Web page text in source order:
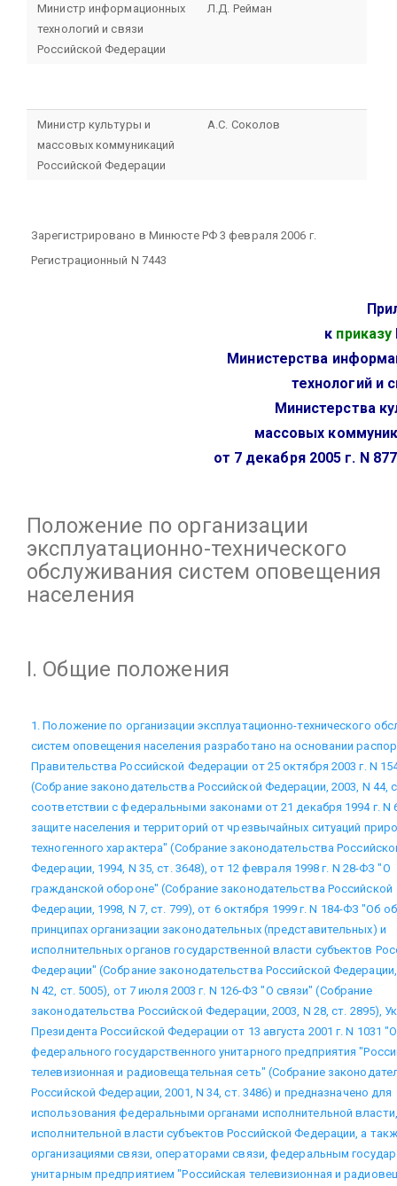
Министр информационных
технологий и связи
Российской Федерации
Л.Д. Рейман
Министр культуры и
массовых коммуникаций
Российской Федерации
А.С. Соколов
Зарегистрировано в Минюсте РФ 3 февраля 2006 г.
Регистрационный N 7443
к приказу
Министерства
технологий и
Министерства
массовых
от 7 декабря 2005 г. N
Положение по организации
эксплуатационно-технического
обслуживания систем оповещения
населения
I. Общие положения
1. Положение по организации эксплуатационно-технического
систем оповещения населения разработано на основании
Правительства Российской Федерации от 25 октября 2003 г. N
(Собрание законодательства Российской Федерации, 2003, N 44,
соответствии с федеральными законами от 21 декабря 1994 г. N
защите населения и территорий от чрезвычайных ситуаций
техногенного характера" (Собрание законодательства
Федерации, 1994, N 35, ст. 3648), от 12 февраля 1998 г. N 28-ФЗ "О
гражданской обороне" (Собрание законодательства Российской
Федерации, 1998, N 7, ст. 799), от 6 октября 1999 г. N 184-ФЗ "Об
принципах организации законодательных (представительных) и
исполнительных органов государственной власти субъектов
Федерации" (Собрание законодательства Российской
N 42, ст. 5005), от 7 июля 2003 г. N 126-ФЗ "О связи" (Собрание
законодательства Российской Федерации, 2003, N 28, ст. 2895),
Президента Российской Федерации от 13 августа 2001 г. N 1031
федерального государственного унитарного предприятия
телевизионная и радиовещательная сеть" (Собрание
Российской Федерации, 2001, N 34, ст. 3486) и предназначено для
использования федеральными органами исполнительной
исполнительной власти субъектов Российской Федерации, а
организациями связи, операторами связи, федеральным
унитарным предприятием "Российская телевизионная и